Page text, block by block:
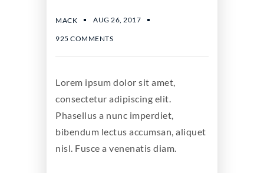
MACK AUG 26, 2017
925 COMMENTS
Lorem ipsum dolor sit amet,
consectetur adipiscing elit.
Phasellus a nunc imperdiet,
bibendum lectus accumsan, aliquet
nisl. Fusce a venenatis diam.